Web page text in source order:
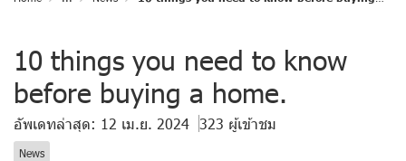
10 things you need to know
before buying a home.
อัพเดทล่าสุด: 12 เม.ย. 2024 323 ผู้เข้าชม
News